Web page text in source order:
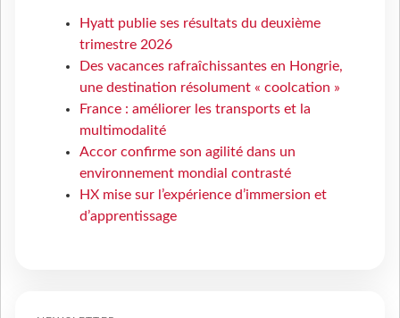
Hyatt publie ses résultats du deuxième
trimestre 2026
Des vacances rafraîchissantes en Hongrie,
une destination résolument « coolcation »
France : améliorer les transports et la
multimodalité
Accor confirme son agilité dans un
environnement mondial contrasté
HX mise sur l’expérience d’immersion et
d’apprentissage